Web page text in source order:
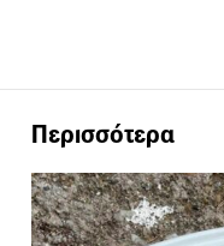
Περισσότερα